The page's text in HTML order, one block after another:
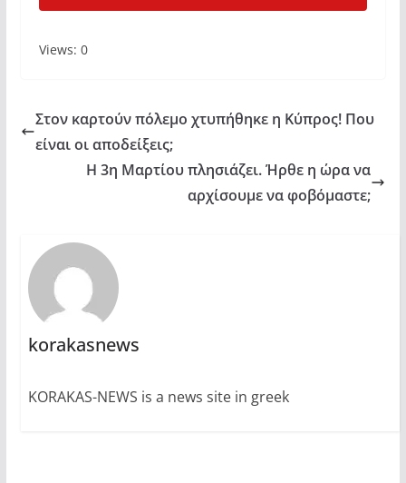
Views: 0
Στον καρτούν πόλεμο χτυπήθηκε η Κύπρος! Που
είναι οι αποδείξεις;
Η 3η Μαρτίου πλησιάζει. Ήρθε η ώρα να
αρχίσουμε να φοβόμαστε;
korakasnews
KORAKAS-NEWS is a news site in greek